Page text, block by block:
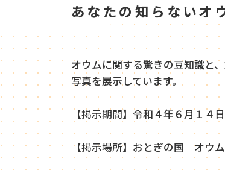
あなたの知らないオ
オウムに関する驚きの豆知識と
写真を展示しています。
【掲示期間】令和４年６月１４
【掲示場所】おとぎの国 オウ